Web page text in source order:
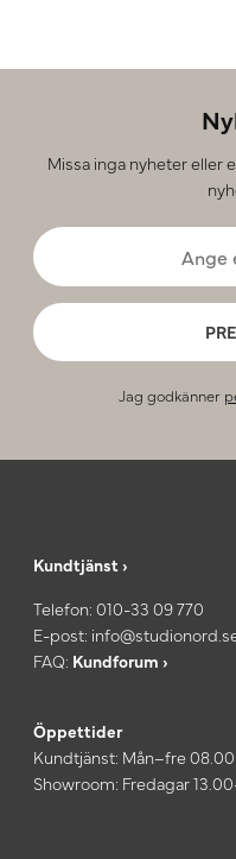
Missa inga nyheter eller
Jag godkänner
Kundtjänst ›
Telefon: 010-33 09 770
E-post:
FAQ: Kundforum ›
Öppettider
Kundtjänst: Mån–fre
Showroom: Fredagar